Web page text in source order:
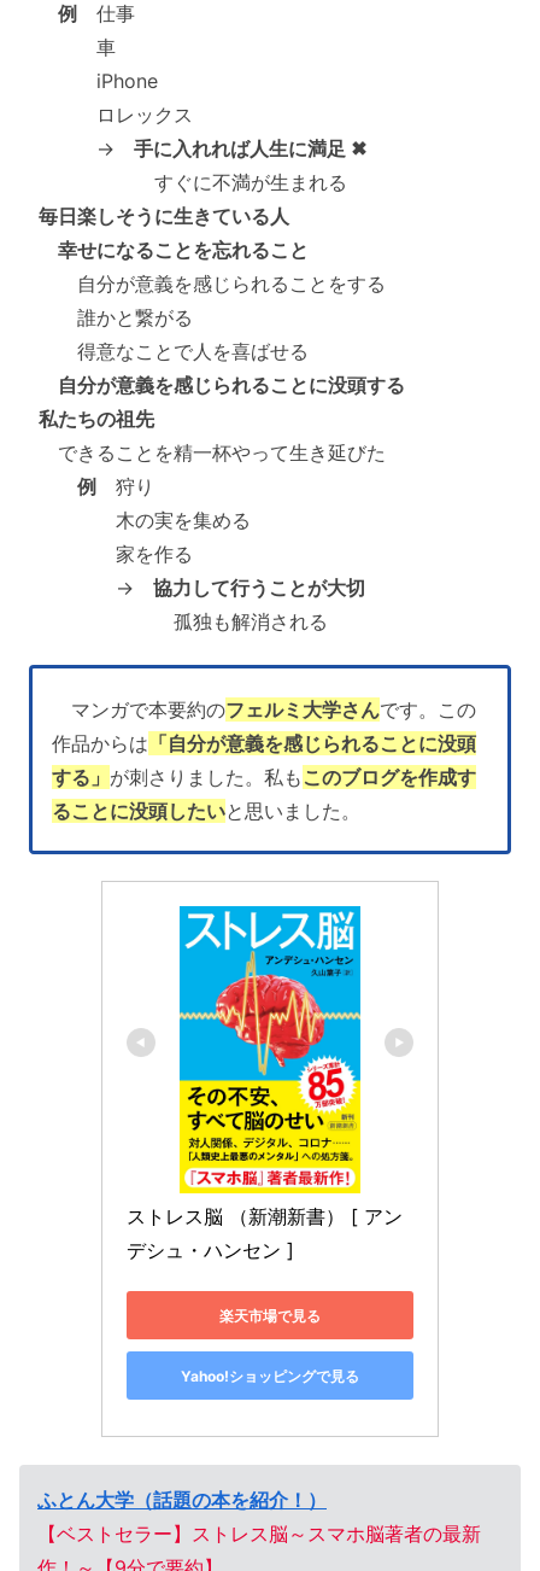
例
仕事
車
iPhone
ロレックス
→ 手に入れれば人生に満足 ✖
すぐに不満が生まれる
毎日楽しそうに生きている人
幸せになることを忘れること
自分が意義を感じられることをする
誰かと繋がる
得意なことで人を喜ばせる
自分が意義を感じられることに没頭する
私たちの祖先
できることを精一杯やって生き延びた
例
狩り
木の実を集める
家を作る
→ 協力して行うことが大切
孤独も解消される
マンガで本要約のフェルミ大学さんです。この
作品からは 「自分が意義を感じられることに没頭
する」 が刺さりました。私も このブログを作成す
ることに没頭したいと思いました。
ストレス脳 （新潮新書） [ アン
デシュ・ハンセン ]
楽天市場で見る
Yahoo!ショッピングで見る
ふとん大学（話題の本を紹介！）
【ベストセラー】ストレス脳～スマホ脳著者の最新